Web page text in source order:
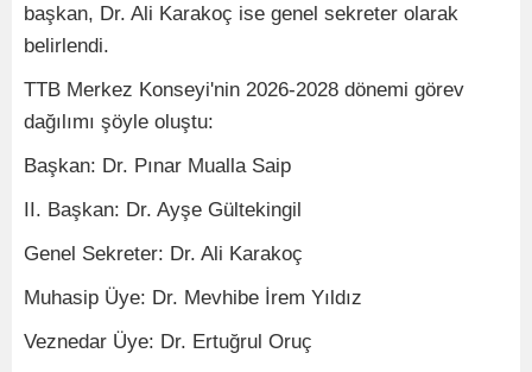
başkan, Dr. Ali Karakoç ise genel sekreter olarak
belirlendi.
TTB Merkez Konseyi'nin 2026-2028 dönemi görev
dağılımı şöyle oluştu:
Başkan: Dr. Pınar Mualla Saip
II. Başkan: Dr. Ayşe Gültekingil
Genel Sekreter: Dr. Ali Karakoç
Muhasip Üye: Dr. Mevhibe İrem Yıldız
Veznedar Üye: Dr. Ertuğrul Oruç